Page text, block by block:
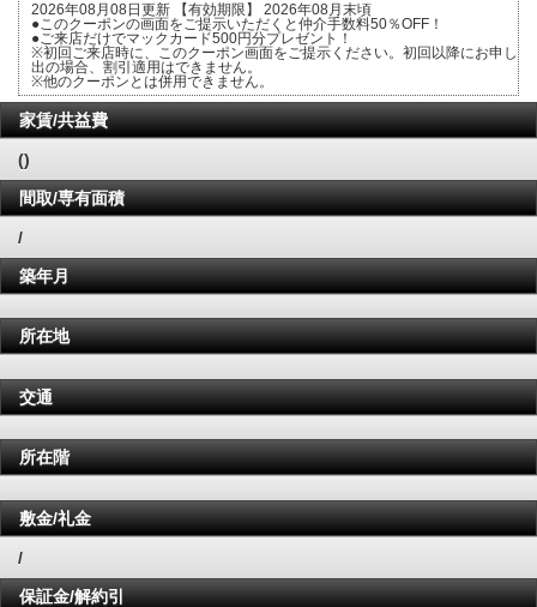
2026年08月08日更新 【有効期限】 2026年08月末頃
●このクーポンの画面をご提示いただくと仲介手数料50％OFF！
●ご来店だけでマックカード500円分プレゼント！
※初回ご来店時に、このクーポン画面をご提示ください。初回以降にお申し
出の場合、割引適用はできません。
※他のクーポンとは併用できません。
家賃/共益費
()
間取/専有面積
/
築年月
所在地
交通
所在階
敷金/礼金
/
保証金/解約引